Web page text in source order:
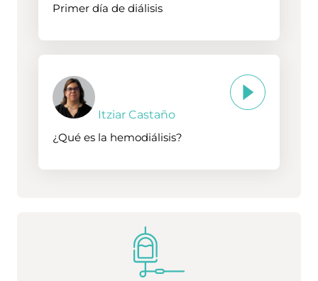
Primer día de diálisis
Itziar Castaño
¿Qué es la hemodiálisis?